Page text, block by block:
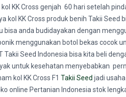
KK Cross genjah 60 hari setelah
kol KK Cross produk benih Takii Seed
bisa anda budidayakan dengan
menggunakan botol bekas cocok
Takii Seed Indonesia bisa kita beli
untuk kesehatan menyebabkan
kol KK Cross F1 Takii Seed jadi
online Pertanian Indonesia stok